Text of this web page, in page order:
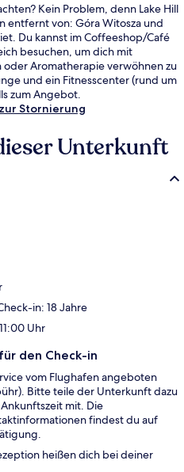
Kein Problem, denn Lake Hill
entfernt von: Góra Witosza und
Du kannst im Coffeeshop/Café
besuchen, um dich mit
Aromatherapie verwöhnen zu
und ein Fitnesscenter (rund um
zum Angebot.
Stornierung
Unterkunft
in: 18 Jahre
Uhr
den Check-in
vom Flughafen angeboten
Bitte teile der Unterkunft dazu
mit. Die
findest du auf
heißen dich bei deiner